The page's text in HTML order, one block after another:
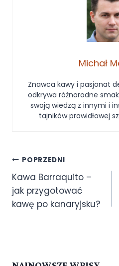
Michał
Znawca kawy i pasjonat
odkrywa różnorodne
swoją wiedzą z innymi i
tajników prawidłowej
POPRZEDNI
Kawa Barraquito –
jak przygotować
kawę po kanaryjsku?